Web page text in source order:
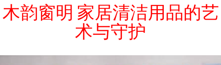
木韵窗明 家居清洁用品的艺
术与守护